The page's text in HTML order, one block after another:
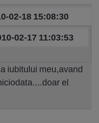
02-18 15:08:30
02-17 11:03:53
iubitului meu,avand
el